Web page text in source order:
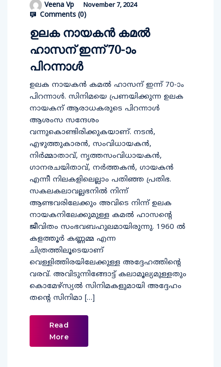
Veena Vp November 7, 2024
Comments (0)
ഉലക നായകന്‍ കമല്‍
ഹാസന് ഇന്ന് 70-ാം
പിറന്നാള്‍
ഉലക നായകന്‍ കമല്‍ ഹാസന് ഇന്ന് 70-ാം
പിറന്നാള്‍. സിനിമയെ പ്രണയിക്കുന്ന ഉലക
നായകന് ആരാധകരുടെ പിറന്നാള്‍
ആശംസ സന്ദേശം
വന്നുകൊണ്ടിരിക്കുകയാണ്. നടന്‍,
എഴുത്തുകാരന്‍, സംവിധായകന്‍,
നിര്‍മ്മാതാവ്, നൃത്തസംവിധായകന്‍,
ഗാനരചയിതാവ്, നര്‍ത്തകന്‍, ഗായകന്‍
എന്നീ നിലകളിലെല്ലാം പതിഞ്ഞ പ്രതിഭ.
സകലകലാവല്ലഭനില്‍ നിന്ന്
ആണ്ടവരിലേക്കും അവിടെ നിന്ന് ഉലക
നായകനിലേക്കുമുള്ള കമല്‍ ഹാസന്റെ
ജീവിതം സംഭവബഹുലമായിരുന്നു. 1960 ല്‍
കളത്തൂര്‍ കണ്ണമ്മ എന്ന
ചിത്രത്തിലൂടെയാണ്
വെള്ളിത്തിരയിലേക്കുള്ള അദ്ദേഹത്തിന്റെ
വരവ്. അവിടുന്നിങ്ങോട്ട് കലാമൂല്യമുള്ളതും
കൊമേഴ്‌സ്യല്‍ സിനിമകളുമായി അദ്ദേഹം
തന്റെ സിനിമാ […]
Read
More